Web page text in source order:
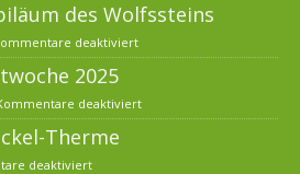
des Wolfssteins
deaktiviert
2025
deaktiviert
Therme
deaktiviert